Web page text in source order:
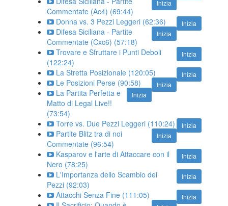
Inizia
Commentate (Ac4) (69:44)
Inizia
Donna vs. 3 Pezzi Leggeri (62:36)
Inizia
Difesa Siciliana - Partite
Commentate (Cxc6) (57:18)
Inizia
Trovare e Sfruttare i Punti Deboli
(122:24)
Inizia
La Stretta Posizionale (120:05)
Inizia
Le Posizioni Perse (90:58)
Inizia
La Partita Perfetta e
Matto di Legal Live!!
(73:54)
Inizia
Torre vs. Due Pezzi Leggeri (110:24)
Inizia
Partite Blitz tra di noi
Commentate (96:54)
Inizia
Kasparov e l'arte di Attaccare con il
Nero (78:25)
Inizia
L'Importanza dello Scambio dei
Pezzi (92:03)
Inizia
Attacchi Senza Fine (111:05)